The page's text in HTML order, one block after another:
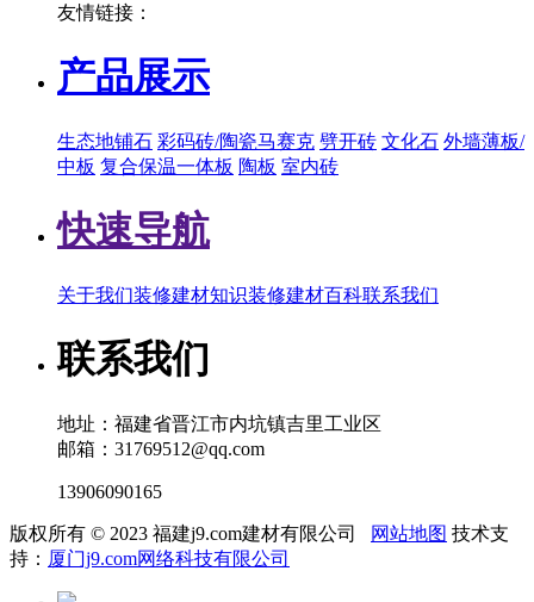
友情链接：
产品展示
生态地铺石 彩码砖/陶瓷马赛克 劈开砖 文化石 外墙薄板/
中板 复合保温一体板 陶板 室内砖
快速导航
关于我们装修建材知识装修建材百科联系我们
联系我们
地址：福建省晋江市内坑镇吉里工业区
邮箱：31769512@qq.com
13906090165
版权所有 © 2023 福建j9.com建材有限公司 网站地图 技术支
持： 厦门j9.com网络科技有限公司